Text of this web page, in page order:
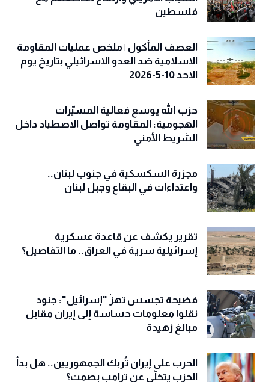
فلسطين
العصف المأكول | ملخص عمليات المقاومة
الاسلامية ضد العدو الاسرائيلي بتاريخ يوم
الاحد 10-5-2026
حزب الله يوسع فعالية المسيّرات
الهجومية: المقاومة تواصل الاصطياد داخل
الشريط الأمني
مجزرة السكسكية في جنوب لبنان..
واعتداءات في البقاع وجبل لبنان
تقرير يكشف عن قاعدة عسكرية
إسرائيلية سرية في العراق.. ما التفاصيل؟
فضيحة تجسس تهزّ "إسرائيل": جنود
نقلوا معلومات حساسة إلى إيران مقابل
مبالغ زهيدة
الحرب على إيران تُربك الجمهوريين.. هل بدأ
الحزب يتخلّى عن ترامب بصمت؟